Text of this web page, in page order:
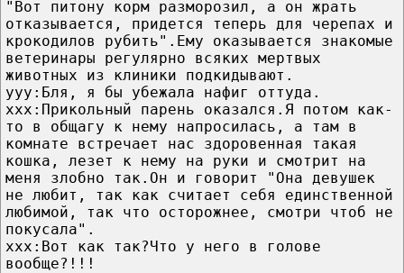
"Вот питону корм разморозил, а он жрать
отказывается, придется теперь для черепах и
крокодилов рубить".Ему оказывается знакомые
ветеринары регулярно всяких мертвых
животных из клиники подкидывают.
ууу:Бля, я бы убежала нафиг оттуда.
ххх:Прикольный парень оказался.Я потом как-
то в общагу к нему напросилась, а там в
комнате встречает нас здоровенная такая
кошка, лезет к нему на руки и смотрит на
меня злобно так.Он и говорит "Она девушек
не любит, так как считает себя единственной
любимой, так что осторожнее, смотри чтоб не
покусала".
ххх:Вот как так?Что у него в голове
вообще?!!!